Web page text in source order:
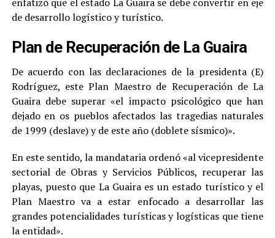
de desarrollo logístico y turístico.
Plan de Recuperación de La Guaira
De acuerdo con las declaraciones de la presidenta (E)
Rodríguez, este Plan Maestro de Recuperación de La
Guaira debe superar «el impacto psicológico que han
dejado en os pueblos afectados las tragedias naturales
de 1999 (deslave) y de este año (doblete sísmico)».
En este sentido, la mandataria ordenó «al vicepresidente
sectorial de Obras y Servicios Públicos, recuperar las
playas, puesto que La Guaira es un estado turístico y el
Plan Maestro va a estar enfocado a desarrollar las
grandes potencialidades turísticas y logísticas que tiene
la entidad».